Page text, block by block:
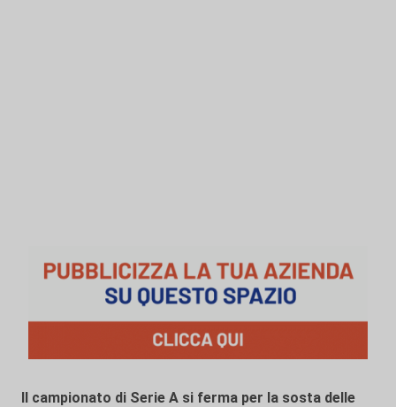
Il campionato di Serie A si ferma per la sosta delle